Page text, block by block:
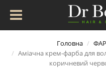
Головна
Аміачна крем-фарба для
коричневий